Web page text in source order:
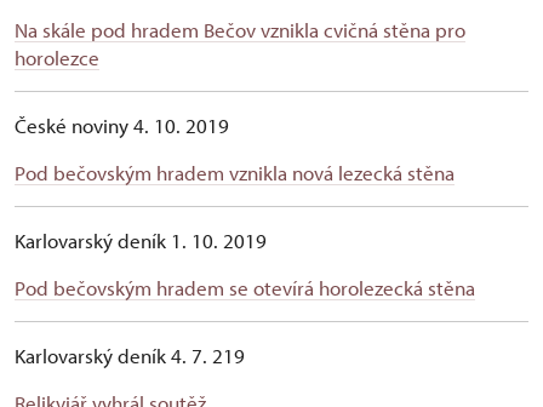
Na skále pod hradem Bečov vznikla cvičná stěna pro
horolezce
České noviny 4. 10. 2019
Pod bečovským hradem vznikla nová lezecká stěna
Karlovarský deník 1. 10. 2019
Pod bečovským hradem se otevírá horolezecká stěna
Karlovarský deník 4. 7. 219